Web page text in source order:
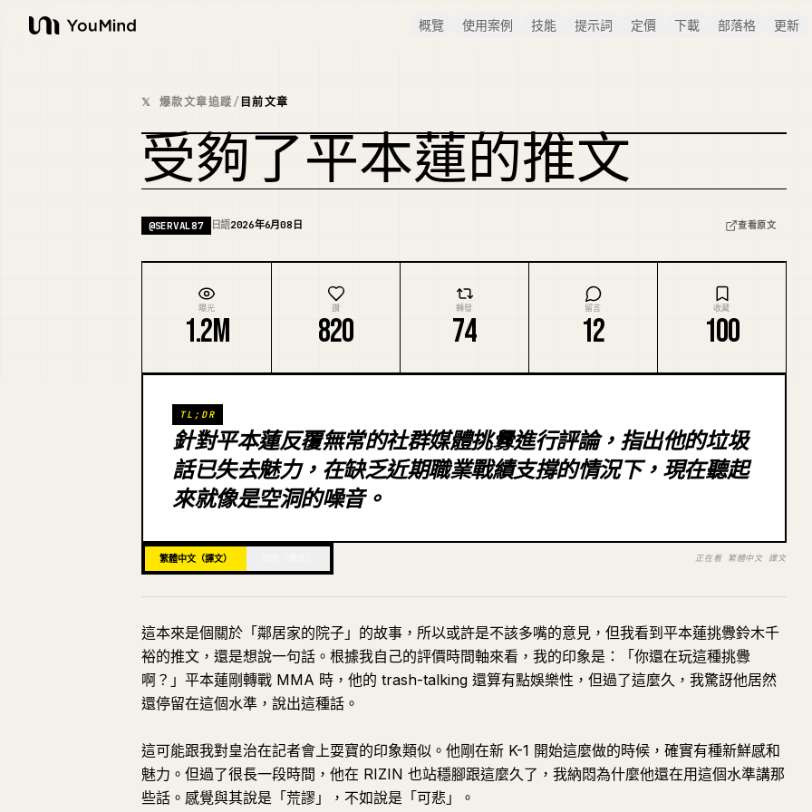
YouMind
概覽 使用案例 技能 提示詞 定價 下載 部落格 更新
𝕏 爆款文章追蹤/ 目前文章
受夠了平本蓮的推文
@SERVAL87 日語2026年6月08日 查看原文
曝光
1.2M
讚
820
轉發
74
留言
12
收藏
100
TL;DR
針對平本蓮反覆無常的社群媒體挑釁進行評論，指出他的垃圾
話已失去魅力，在缺乏近期職業戰績支撐的情況下，現在聽起
來就像是空洞的噪音。
繁體中文（譯文） 正在看 繁體中文 譯文
這本來是個關於「鄰居家的院子」的故事，所以或許是不該多嘴的意見，但我看到平本蓮挑釁鈴木千
裕的推文，還是想說一句話。根據我自己的評價時間軸來看，我的印象是：「你還在玩這種挑釁
啊？」平本蓮剛轉戰 MMA 時，他的 trash-talking 還算有點娛樂性，但過了這麼久，我驚訝他居然
還停留在這個水準，說出這種話。
這可能跟我對皇治在記者會上耍寶的印象類似。他剛在新 K-1 開始這麼做的時候，確實有種新鮮感和
魅力。但過了很長一段時間，他在 RIZIN 也站穩腳跟這麼久了，我納悶為什麼他還在用這個水準講那
些話。感覺與其說是「荒謬」，不如說是「可悲」。